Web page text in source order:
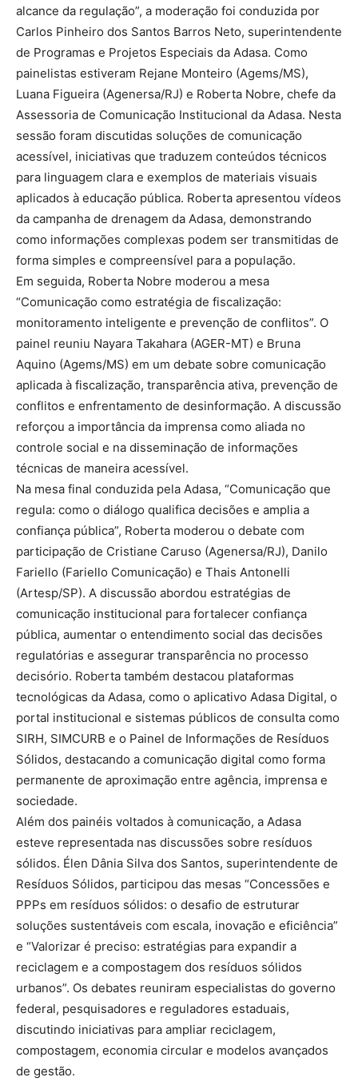
alcance da regulação”, a moderação foi conduzida por
Carlos Pinheiro dos Santos Barros Neto, superintendente
de Programas e Projetos Especiais da Adasa. Como
painelistas estiveram Rejane Monteiro (Agems/MS),
Luana Figueira (Agenersa/RJ) e Roberta Nobre, chefe da
Assessoria de Comunicação Institucional da Adasa. Nesta
sessão foram discutidas soluções de comunicação
acessível, iniciativas que traduzem conteúdos técnicos
para linguagem clara e exemplos de materiais visuais
aplicados à educação pública. Roberta apresentou vídeos
da campanha de drenagem da Adasa, demonstrando
como informações complexas podem ser transmitidas de
forma simples e compreensível para a população.
Em seguida, Roberta Nobre moderou a mesa
“Comunicação como estratégia de fiscalização:
monitoramento inteligente e prevenção de conflitos”. O
painel reuniu Nayara Takahara (AGER-MT) e Bruna
Aquino (Agems/MS) em um debate sobre comunicação
aplicada à fiscalização, transparência ativa, prevenção de
conflitos e enfrentamento de desinformação. A discussão
reforçou a importância da imprensa como aliada no
controle social e na disseminação de informações
técnicas de maneira acessível.
Na mesa final conduzida pela Adasa, “Comunicação que
regula: como o diálogo qualifica decisões e amplia a
confiança pública”, Roberta moderou o debate com
participação de Cristiane Caruso (Agenersa/RJ), Danilo
Fariello (Fariello Comunicação) e Thais Antonelli
(Artesp/SP). A discussão abordou estratégias de
comunicação institucional para fortalecer confiança
pública, aumentar o entendimento social das decisões
regulatórias e assegurar transparência no processo
decisório. Roberta também destacou plataformas
tecnológicas da Adasa, como o aplicativo Adasa Digital, o
portal institucional e sistemas públicos de consulta como
SIRH, SIMCURB e o Painel de Informações de Resíduos
Sólidos, destacando a comunicação digital como forma
permanente de aproximação entre agência, imprensa e
sociedade.
Além dos painéis voltados à comunicação, a Adasa
esteve representada nas discussões sobre resíduos
sólidos. Élen Dânia Silva dos Santos, superintendente de
Resíduos Sólidos, participou das mesas “Concessões e
PPPs em resíduos sólidos: o desafio de estruturar
soluções sustentáveis com escala, inovação e eficiência”
e “Valorizar é preciso: estratégias para expandir a
reciclagem e a compostagem dos resíduos sólidos
urbanos”. Os debates reuniram especialistas do governo
federal, pesquisadores e reguladores estaduais,
discutindo iniciativas para ampliar reciclagem,
compostagem, economia circular e modelos avançados
de gestão.